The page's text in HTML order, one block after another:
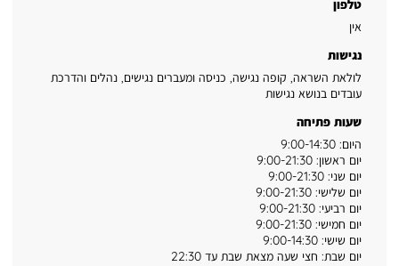
טלפון
אין
נגישות
לולאת השראה, קופה נגישה, כניסה ומעברים נגישים, נהלים והדרכת
עובדים בנושא נגישות
שעות פתיחה
היום: 9:00-14:30
יום ראשון: 9:00-21:30
יום שני: 9:00-21:30
יום שלישי: 9:00-21:30
יום רביעי: 9:00-21:30
יום חמישי: 9:00-21:30
יום שישי: 9:00-14:30
יום שבת: חצי שעה מצאת שבת עד 22:30